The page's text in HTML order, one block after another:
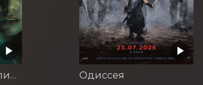
Корни: Сага о вампирах Одиссея